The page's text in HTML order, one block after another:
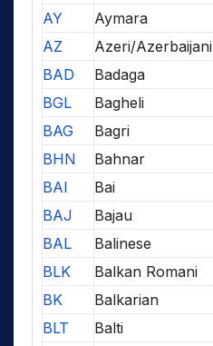
AY
Aymara
AZ
Azeri/Azerbaijani
BAD
Badaga
BGL
Bagheli
BAG
Bagri
BHN
Bahnar
BAI
Bai
BAJ
Bajau
BAL
Balinese
BLK
Balkan Romani
BK
Balkarian
BLT
Balti